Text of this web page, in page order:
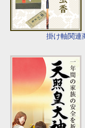
掛け軸関連